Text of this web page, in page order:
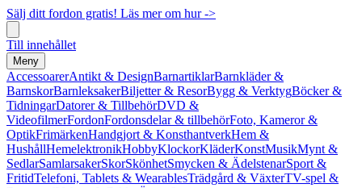
Sälj ditt fordon gratis! Läs mer om hur ->
Till innehållet
Meny
AccessoarerAntikt & DesignBarnartiklarBarnkläder &
BarnskorBarnleksakerBiljetter & ResorBygg & VerktygBöcker &
TidningarDatorer & TillbehörDVD &
VideofilmerFordonFordonsdelar & tillbehörFoto, Kameror &
OptikFrimärkenHandgjort & KonsthantverkHem &
HushållHemelektronikHobbyKlockorKläderKonstMusikMynt &
SedlarSamlarsakerSkorSkönhetSmycken & ÄdelstenarSport &
FritidTelefoni, Tablets & WearablesTrädgård & VäxterTV-spel &